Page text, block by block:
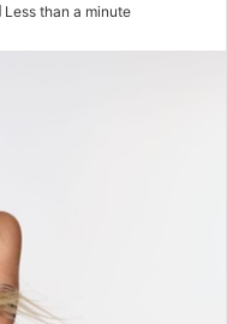
Less than a minute